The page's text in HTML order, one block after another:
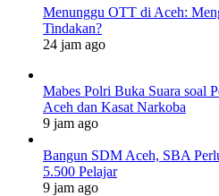
Menunggu OTT di Aceh:
Tindakan?
24 jam ago
Mabes Polri Buka Suara soal
Aceh dan Kasat Narkoba
9 jam ago
Bangun SDM Aceh, SBA
5.500 Pelajar
9 jam ago